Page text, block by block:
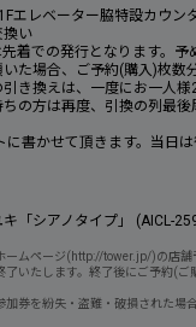
エレベーター脇特設カウ
換い
着での発行となります。予
いた場合、ご予約(購入)枚
引き換えは、一度にお一人
の方は再度、引換の列最
書かせて頂きます。当日
「シアノタイプ」 (AICL-
ームページ(http://tower.jp/)の店
了いたします。終了後にご予約(
加券を紛失・盗難・破損された場